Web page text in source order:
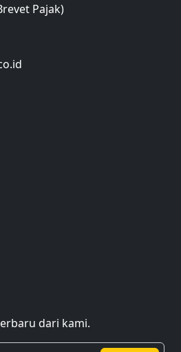
Pajak)
dari kami.